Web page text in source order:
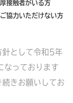
接触者がいる方
協力いただけない方
として令和5年
なっております
きお願いしてお